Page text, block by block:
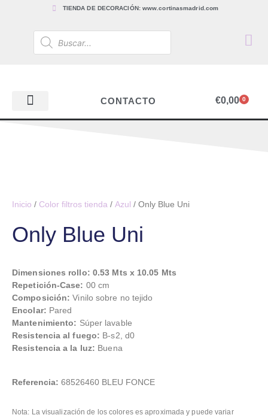
TIENDA DE DECORACIÓN: www.cortinasmadrid.com
CONTACTO €0,00 0
Inicio / Color filtros tienda / Azul / Only Blue Uni
Only Blue Uni
Dimensiones rollo: 0.53 Mts x 10.05 Mts
Repetición-Case: 00 cm
Composición: Vinilo sobre no tejido
Encolar: Pared
Mantenimiento: Súper lavable
Resistencia al fuego: B-s2, d0
Resistencia a la luz: Buena
Referencia: 68526460 BLEU FONCE
Nota: La visualización de los colores es aproximada y puede variar